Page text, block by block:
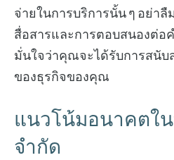
จ่ายในการบริการนั้น ๆ อย่าลื
สื่อสารและการตอบสนองต่อ
มั่นใจว่าคุณจะได้รับการสนั
ของธุรกิจของคุณ
แนวโน้มอนาคตใ
จำกัด